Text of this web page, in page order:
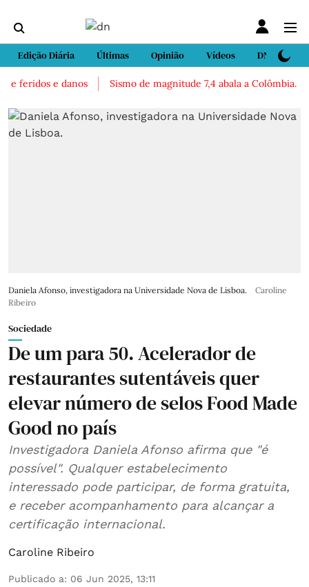
Edição Diária Últimas Opinião Vídeos DN Sport
feridos e danos Sismo de magnitude 7,4 abala a Colômbia. Há
Daniela Afonso, investigadora na Universidade Nova de Lisboa.
Caroline
Ribeiro
Sociedade
De um para 50. Acelerador de
restaurantes sutentáveis quer
elevar número de selos Food Made
Good no país
Investigadora Daniela Afonso afirma que "é
possível". Qualquer estabelecimento
interessado pode participar, de forma gratuita,
e receber acompanhamento para alcançar a
certificação internacional.
Caroline Ribeiro
Publicado a: 06 Jun 2025, 13:11